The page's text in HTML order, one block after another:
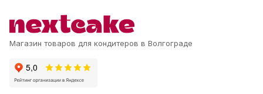
Магазин товаров для кондитеров в Волгограде